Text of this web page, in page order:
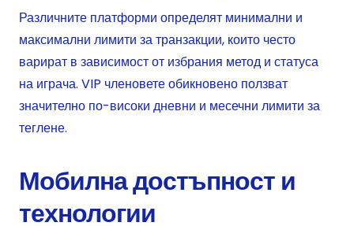
Различните платформи определят минимални и
максимални лимити за транзакции, които често
варират в зависимост от избрания метод и статуса
на играча. VIP членовете обикновено ползват
значително по-високи дневни и месечни лимити за
теглене.
Мобилна достъпност и
технологии